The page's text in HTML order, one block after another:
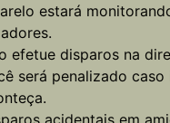
estará
efetue disparos na
será penalizado caso